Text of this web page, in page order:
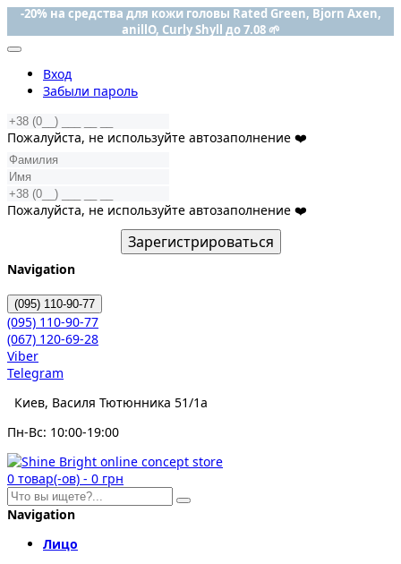
-20% на средства для кожи головы Rated Green, Bjorn Axen,
anillO, Curly Shyll до 7.08 🌱
Вход
Забыли пароль
Пожалуйста, не используйте автозаполнение ❤️
Пожалуйста, не используйте автозаполнение ❤️
Зарегистрироваться
Navigation
(095) 110-90-77
(095) 110-90-77
(067) 120-69-28
Viber
Telegram
Киев, Василя Тютюнника 51/1а
Пн-Вс: 10:00-19:00
0 товар(-ов) - 0 грн
Navigation
Лицо